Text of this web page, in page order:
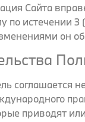
Сайта
по истечении
он
соглашается
приводят